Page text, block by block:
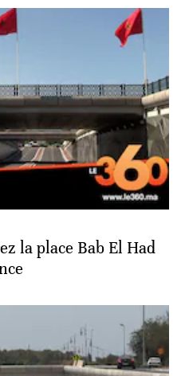
la place Bab El Had